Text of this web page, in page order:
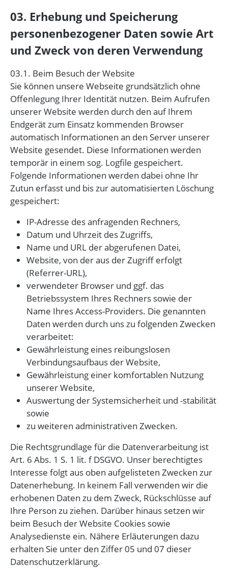
03. Erhebung und Speicherung
personenbezogener Daten sowie Art
und Zweck von deren Verwendung
03.1. Beim Besuch der Website
Sie können unsere Webseite grundsätzlich ohne
Offenlegung Ihrer Identität nutzen. Beim Aufrufen
unserer Website werden durch den auf Ihrem
Endgerät zum Einsatz kommenden Browser
automatisch Informationen an den Server unserer
Website gesendet. Diese Informationen werden
temporär in einem sog. Logfile gespeichert.
Folgende Informationen werden dabei ohne Ihr
Zutun erfasst und bis zur automatisierten Löschung
gespeichert:
IP-Adresse des anfragenden Rechners,
Datum und Uhrzeit des Zugriffs,
Name und URL der abgerufenen Datei,
Website, von der aus der Zugriff erfolgt
(Referrer-URL),
verwendeter Browser und ggf. das
Betriebssystem Ihres Rechners sowie der
Name Ihres Access-Providers. Die genannten
Daten werden durch uns zu folgenden Zwecken
verarbeitet:
Gewährleistung eines reibungslosen
Verbindungsaufbaus der Website,
Gewährleistung einer komfortablen Nutzung
unserer Website,
Auswertung der Systemsicherheit und -stabilität
sowie
zu weiteren administrativen Zwecken.
Die Rechtsgrundlage für die Datenverarbeitung ist
Art. 6 Abs. 1 S. 1 lit. f DSGVO. Unser berechtigtes
Interesse folgt aus oben aufgelisteten Zwecken zur
Datenerhebung. In keinem Fall verwenden wir die
erhobenen Daten zu dem Zweck, Rückschlüsse auf
Ihre Person zu ziehen. Darüber hinaus setzen wir
beim Besuch der Website Cookies sowie
Analysedienste ein. Nähere Erläuterungen dazu
erhalten Sie unter den Ziffer 05 und 07 dieser
Datenschutzerklärung.